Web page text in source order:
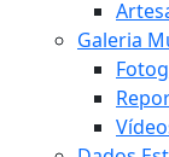
Galeria